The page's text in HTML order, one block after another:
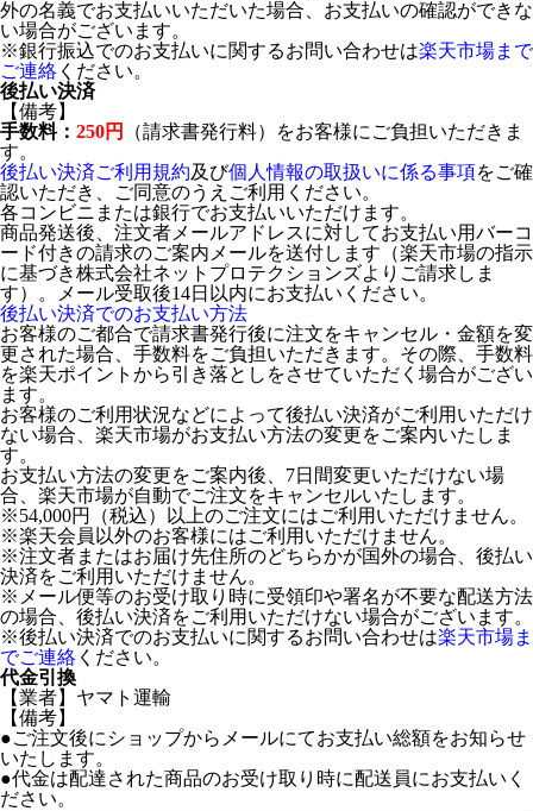
外の名義でお支払いいただいた場合、お支払いの確認ができな
い場合がございます。
※銀行振込でのお支払いに関するお問い合わせは楽天市場まで
ご連絡 ください。
後払い決済
【備考】
手数料： 250円
（請求書発行料）をお客様にご負担いただきま
す。
後払い決済ご利用規約及び個人情報の取扱いに係る事項をご確
認いただき、ご同意のうえご利用ください。
各コンビニまたは銀行でお支払いいただけます。
商品発送後、注文者メールアドレスに対してお支払い用バーコ
ード付きの請求のご案内メールを送付します（楽天市場の指示
に基づき株式会社ネットプロテクションズよりご請求しま
す）。メール受取後14日以内にお支払いください。
後払い決済でのお支払い方法
お客様のご都合で請求書発行後に注文をキャンセル・金額を変
更された場合、手数料をご負担いただきます。その際、手数料
を楽天ポイントから引き落としをさせていただく場合がござい
ます。
お客様のご利用状況などによって後払い決済がご利用いただけ
ない場合、楽天市場がお支払い方法の変更をご案内いたしま
す。
お支払い方法の変更をご案内後、7日間変更いただけない場
合、楽天市場が自動でご注文をキャンセルいたします。
※54,000円（税込）以上のご注文にはご利用いただけません。
※楽天会員以外のお客様にはご利用いただけません。
※注文者またはお届け先住所のどちらかが国外の場合、後払い
決済をご利用いただけません。
※メール便等のお受け取り時に受領印や署名が不要な配送方法
の場合、後払い決済をご利用いただけない場合がございます。
※後払い決済でのお支払いに関するお問い合わせは楽天市場ま
でご連絡 ください。
代金引換
【業者】ヤマト運輸
【備考】
●ご注文後にショップからメールにてお支払い総額をお知らせ
いたします。
●代金は配達された商品のお受け取り時に配送員にお支払いく
ださい。